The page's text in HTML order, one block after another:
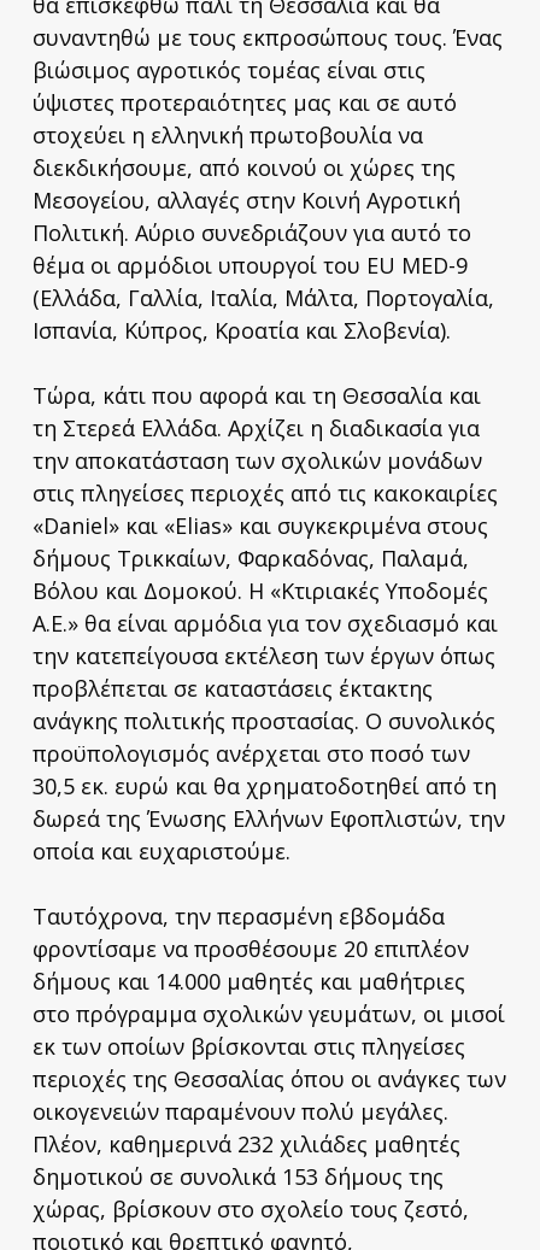
συναντηθώ με τους εκπροσώπους τους. Ένας
βιώσιμος αγροτικός τομέας είναι στις
ύψιστες προτεραιότητες μας και σε αυτό
στοχεύει η ελληνική πρωτοβουλία να
διεκδικήσουμε, από κοινού οι χώρες της
Μεσογείου, αλλαγές στην Κοινή Αγροτική
Πολιτική. Αύριο συνεδριάζουν για αυτό το
θέμα οι αρμόδιοι υπουργοί του EU MED-9
(Ελλάδα, Γαλλία, Ιταλία, Μάλτα, Πορτογαλία,
Ισπανία, Κύπρος, Κροατία και Σλοβενία).
Τώρα, κάτι που αφορά και τη Θεσσαλία και
τη Στερεά Ελλάδα. Αρχίζει η διαδικασία για
την αποκατάσταση των σχολικών μονάδων
στις πληγείσες περιοχές από τις κακοκαιρίες
«Daniel» και «Elias» και συγκεκριμένα στους
δήμους Τρικκαίων, Φαρκαδόνας, Παλαμά,
Βόλου και Δομοκού. Η «Κτιριακές Υποδομές
Α.Ε.» θα είναι αρμόδια για τον σχεδιασμό και
την κατεπείγουσα εκτέλεση των έργων όπως
προβλέπεται σε καταστάσεις έκτακτης
ανάγκης πολιτικής προστασίας. Ο συνολικός
προϋπολογισμός ανέρχεται στο ποσό των
30,5 εκ. ευρώ και θα χρηματοδοτηθεί από τη
δωρεά της Ένωσης Ελλήνων Εφοπλιστών, την
οποία και ευχαριστούμε.
Ταυτόχρονα, την περασμένη εβδομάδα
φροντίσαμε να προσθέσουμε 20 επιπλέον
δήμους και 14.000 μαθητές και μαθήτριες
στο πρόγραμμα σχολικών γευμάτων, οι μισοί
εκ των οποίων βρίσκονται στις πληγείσες
περιοχές της Θεσσαλίας όπου οι ανάγκες των
οικογενειών παραμένουν πολύ μεγάλες.
Πλέον, καθημερινά 232 χιλιάδες μαθητές
δημοτικού σε συνολικά 153 δήμους της
χώρας, βρίσκουν στο σχολείο τους ζεστό,
ποιοτικό και θρεπτικό φαγητό,